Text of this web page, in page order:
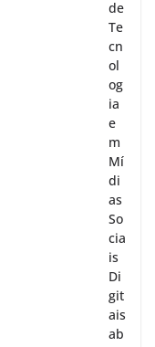
de
Te
cn
ol
og
ia
e
m
Mí
di
as
So
cia
is
Di
git
ais
ab